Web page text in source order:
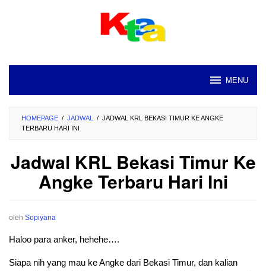
MENU
HOMEPAGE / JADWAL / JADWAL KRL BEKASI TIMUR KE ANGKE
TERBARU HARI INI
Jadwal KRL Bekasi Timur Ke
Angke Terbaru Hari Ini
oleh Sopiyana
Haloo para anker, hehehe….
Siapa nih yang mau ke Angke dari Bekasi Timur, dan kalian